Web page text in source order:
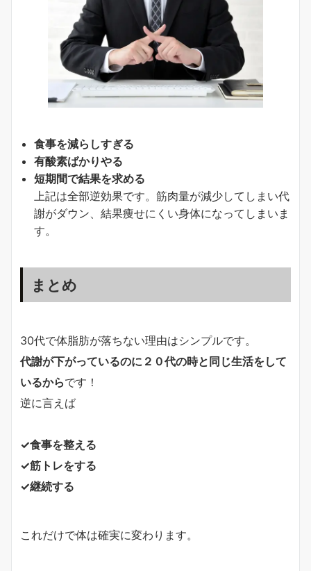
食事を減らしすぎる
有酸素ばかりやる
短期間で結果を求める
上記は全部逆効果です。筋肉量が減少してしまい代
謝がダウン、結果痩せにくい身体になってしまいま
す。
まとめ
30代で体脂肪が落ちない理由はシンプルです。
代謝が下がっているのに２０代の時と同じ生活をして
いるからです！
逆に言えば
✓食事を整える
✓筋トレをする
✓継続する
これだけで体は確実に変わります。